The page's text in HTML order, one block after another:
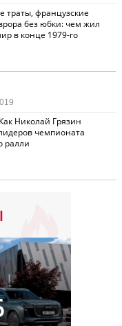
траты, французские
без юбки: чем жил
в конце 1979-го
Николай Грязин
чемпионата
ралли